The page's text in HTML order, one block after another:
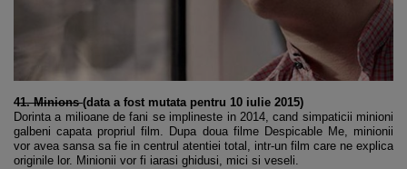
41. Minions(data a fost mutata pentru 10 iulie 2015)
Dorinta a milioane de fani se implineste in 2014, cand simpaticii minioni
galbeni capata propriul film. Dupa doua filme Despicable Me, minionii
vor avea sansa sa fie in centrul atentiei total, intr-un film care ne explica
originile lor. Minionii vor fi iarasi ghidusi, mici si veseli.